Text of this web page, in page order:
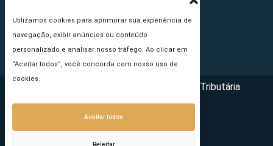
Utilizamos cookies para aprimorar sua experiência de
navegação, exibir anúncios ou conteúdo
personalizado e analisar nosso tráfego. Ao clicar em
“Aceitar todos”, você concorda com nosso uso de
cookies.
Aceitar todos
Rejeitar
Princípios Editoriais
Copyright © 2026 - Portal da Reforma Tributária